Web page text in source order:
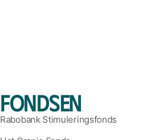
Fondsen
Rabobank Stimuleringsfonds